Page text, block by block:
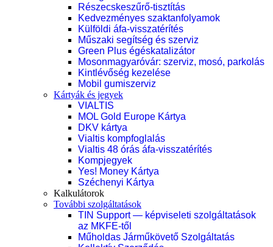
Részecskeszűrő-tisztítás
Kedvezményes szaktanfolyamok
Külföldi áfa-visszatérítés
Műszaki segítség és szerviz
Green Plus égéskatalizátor
Mosonmagyaróvár: szerviz, mosó, parkolás
Kintlévőség kezelése
Mobil gumiszerviz
Kártyák és jegyek
VIALTIS
MOL Gold Europe Kártya
DKV kártya
Vialtis kompfoglalás
Vialtis 48 órás áfa-visszatérítés
Kompjegyek
Yes! Money Kártya
Széchenyi Kártya
Kalkulátorok
További szolgáltatások
TIN Support — képviseleti szolgáltatások
az MKFE-től
Műholdas Járműkövető Szolgáltatás